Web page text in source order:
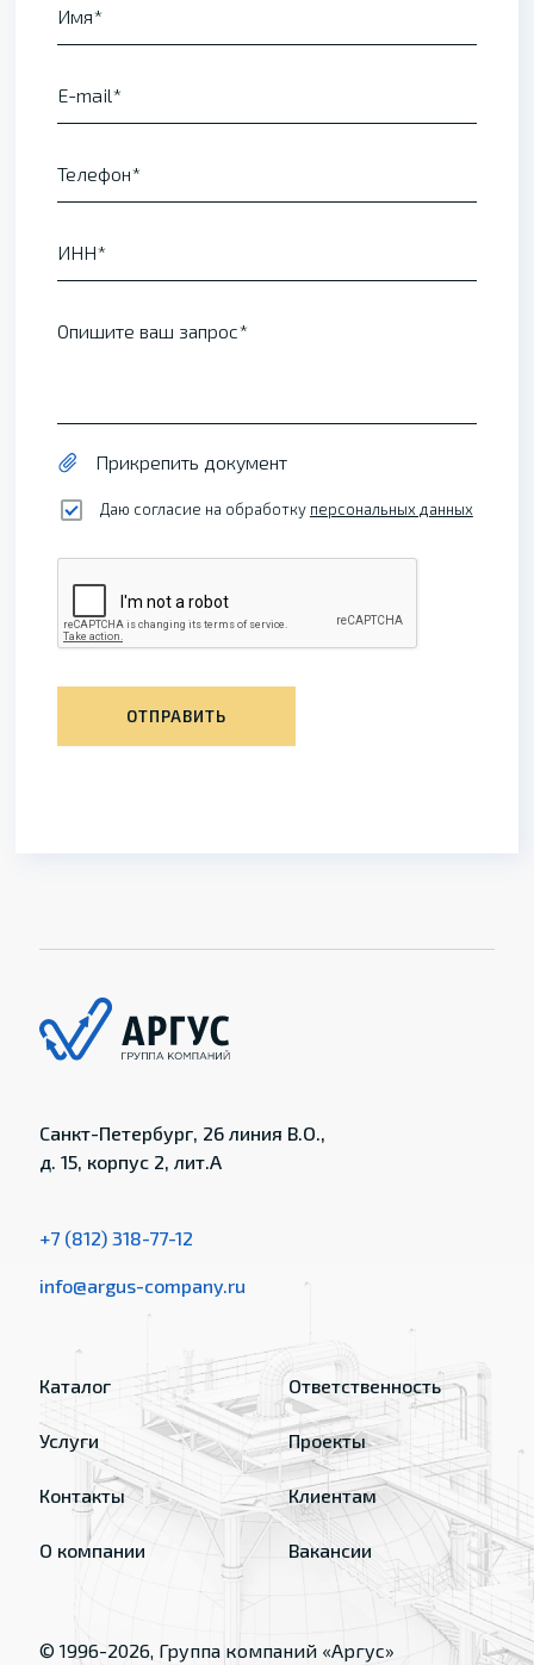
Имя
E-mail
Телефон
ИНН
Опишите ваш запрос
Прикрепить документ
Даю согласие на обработку персональных данных
ОТПРАВИТЬ
Санкт-Петербург, 26 линия В.О.,
д. 15, корпус 2, лит.А
+7 (812) 318-77-12
info@argus-company.ru
Каталог
Услуги
Контакты
О компании
Ответственность
Проекты
Клиентам
Вакансии
© 1996-2026, Группа компаний «Аргус»